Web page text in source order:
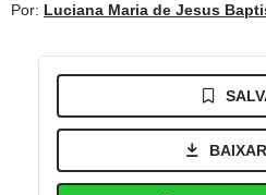
Por: Luciana Maria de Jesus